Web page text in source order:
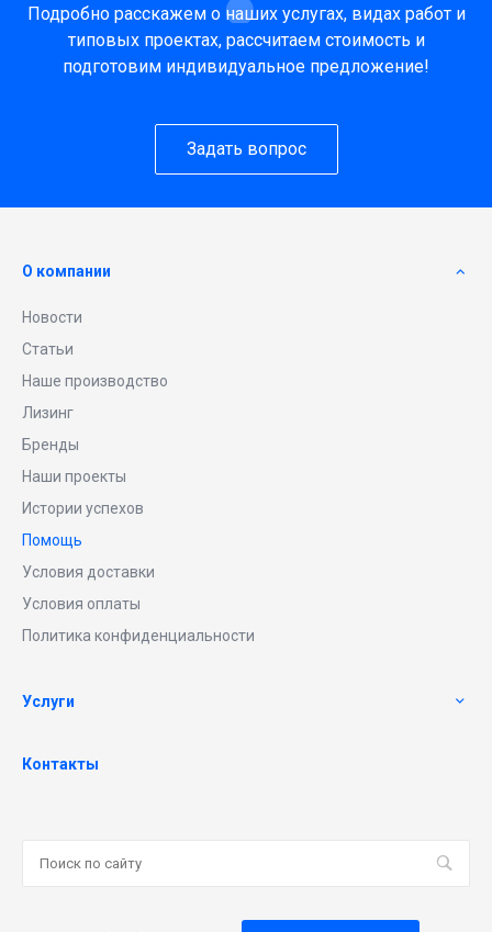
Подробно расскажем о наших услугах, видах работ и
типовых проектах, рассчитаем стоимость и
подготовим индивидуальное предложение!
Задать вопрос
О компании
Новости
Статьи
Наше производство
Лизинг
Бренды
Наши проекты
Истории успехов
Помощь
Условия доставки
Условия оплаты
Политика конфиденциальности
Услуги
Контакты